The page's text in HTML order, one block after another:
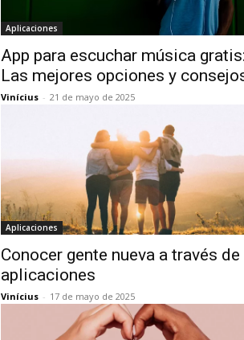
Aplicaciones
App para escuchar música gratis:
Las mejores opciones y
Vinícius - 21 de mayo de 2025
Aplicaciones
Conocer gente nueva a través de
aplicaciones
Vinícius - 17 de mayo de 2025